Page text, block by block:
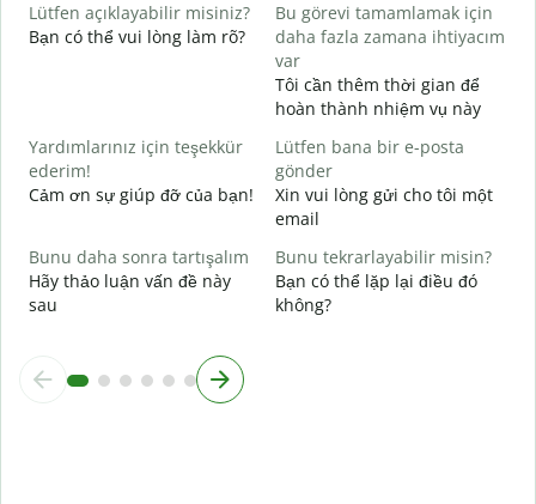
Lütfen açıklayabilir misiniz?
Bạn có thể vui lòng làm rõ?
Bu görevi tamamlamak için
daha fazla zamana ihtiyacım
var
Tôi cần thêm thời gian để
hoàn thành nhiệm vụ này
Yardımlarınız için teşekkür
ederim!
Cảm ơn sự giúp đỡ của bạn!
Lütfen bana bir e-posta
gönder
Xin vui lòng gửi cho tôi một
email
Bunu daha sonra tartışalım
Hãy thảo luận vấn đề này
sau
Bunu tekrarlayabilir misin?
Bạn có thể lặp lại điều đó
không?